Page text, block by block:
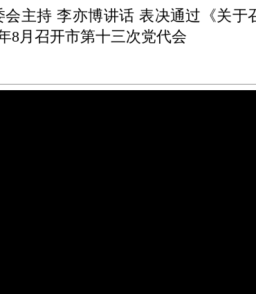
主持 李亦博讲话 表决通过《关于
8月召开市第十三次党代会